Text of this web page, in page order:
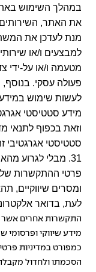
במהלך השימוש
את האתר, השירותים
מנת לעדכן את
למבצעים ו/או
מטעמה ו/או על-ידי
פעולה עסקי.
לעשות שימוש במידע
מידע סטטיסטי
וזאת בכפוף לתנאי
סטטיסטי
31. מבלי לגרוע
פרטי ההתקשרות
ומסרים
לעת, בדואר
התקשרות אחרים אשר
מידע שיווקי
כמפורט במדיניות
הסכמתו ולחדול